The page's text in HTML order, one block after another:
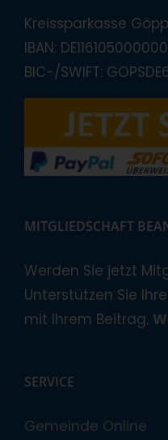
Kreissparkasse
IBAN:
BIC-/SWIFT:
MITGLIEDSCHAFT
Werden Sie jetzt
Unterstützen Sie
mit Ihrem Beitrag.
SERVICE
Gemeinde Online